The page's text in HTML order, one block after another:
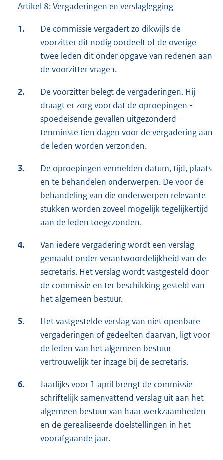
Artikel 8: Vergaderingen en verslaglegging
1.
De commissie vergadert zo dikwijls de
voorzitter dit nodig oordeelt of de overige
twee leden dit onder opgave van redenen aan
de voorzitter vragen.
2.
De voorzitter belegt de vergaderingen. Hij
draagt er zorg voor dat de oproepingen -
spoedeisende gevallen uitgezonderd -
tenminste tien dagen voor de vergadering aan
de leden worden verzonden.
3.
De oproepingen vermelden datum, tijd, plaats
en te behandelen onderwerpen. De voor de
behandeling van die onderwerpen relevante
stukken worden zoveel mogelijk tegelijkertijd
aan de leden toegezonden.
4.
Van iedere vergadering wordt een verslag
gemaakt onder verantwoordelijkheid van de
secretaris. Het verslag wordt vastgesteld door
de commissie en ter beschikking gesteld van
het algemeen bestuur.
5.
Het vastgestelde verslag van niet openbare
vergaderingen of gedeelten daarvan, ligt voor
de leden van het algemeen bestuur
vertrouwelijk ter inzage bij de secretaris.
6.
Jaarlijks voor 1 april brengt de commissie
schriftelijk samenvattend verslag uit aan het
algemeen bestuur van haar werkzaamheden
en de gerealiseerde doelstellingen in het
voorafgaande jaar.